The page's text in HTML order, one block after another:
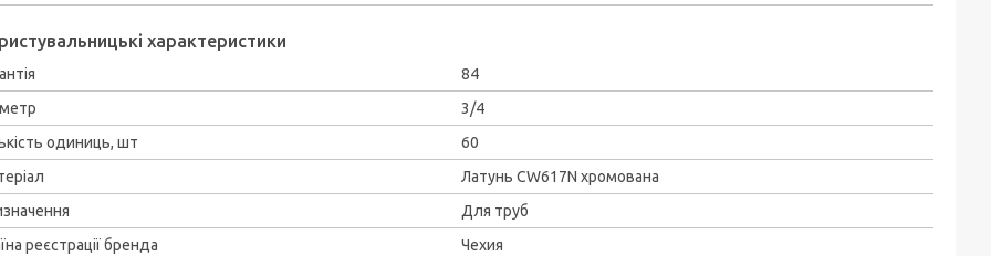
характеристики
84
3/4
одиниць, шт
60
Латунь CW617N хромована
Для труб
реєстрації бренда
Чехия